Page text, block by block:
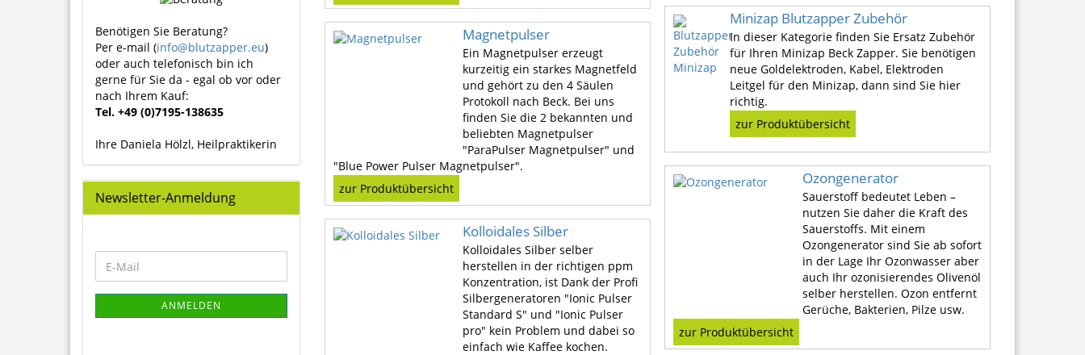
Minizap Blutzapper Zubehör
In dieser Kategorie finden Sie Ersatz Zubehör
für Ihren Minizap Beck Zapper. Sie benötigen
neue Goldelektroden, Kabel, Elektroden
Leitgel für den Minizap, dann sind Sie hier
richtig.
zur Produktübersicht
Magnetpulser
Ein Magnetpulser erzeugt
kurzeitig ein starkes Magnetfeld
und gehört zu den 4 Säulen
Protokoll nach Beck. Bei uns
finden Sie die 2 bekannten und
beliebten Magnetpulser
"ParaPulser Magnetpulser" und
"Blue Power Pulser Magnetpulser".
zur Produktübersicht
Ozongenerator
Sauerstoff bedeutet Leben –
nutzen Sie daher die Kraft des
Sauerstoffs. Mit einem
Ozongenerator sind Sie ab sofort
in der Lage Ihr Ozonwasser aber
auch Ihr ozonisierendes Olivenöl
selber herstellen. Ozon entfernt
Gerüche, Bakterien, Pilze usw.
zur Produktübersicht
Kolloidales Silber
Kolloidales Silber selber
herstellen in der richtigen ppm
Konzentration, ist Dank der Profi
Silbergeneratoren "Ionic Pulser
Standard S" und "Ionic Pulser
pro" kein Problem und dabei so
einfach wie Kaffee kochen.
Benötigen Sie Beratung?
Per e-mail (info@blutzapper.eu)
oder auch telefonisch bin ich
gerne für Sie da - egal ob vor oder
nach Ihrem Kauf:
Tel. +49 (0)7195-138635
Ihre Daniela Hölzl, Heilpraktikerin
Newsletter-Anmeldung
ZUR
NEWSLETTER-
ANMELDUNG
E-
Mail
ANMELDEN